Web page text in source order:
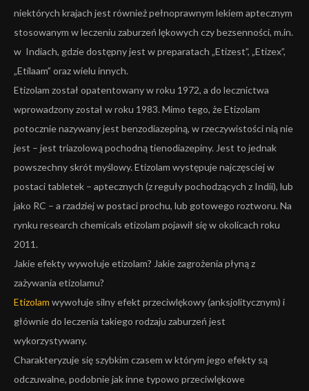
niektórych krajach jest również pełnoprawnym lekiem aptecznym
stosowanym w leczeniu zaburzeń lękowych czy bezsenności, m.in.
w Indiach, gdzie dostępny jest w preparatach „Etizest”, „Etizex”,
„Etilaam” oraz wielu innych.
Etizolam został opatentowany w roku 1972, a do lecznictwa
wprowadzony został w roku 1983. Mimo tego, że Etizolam
potocznie nazywany jest benzodiazepiną, w rzeczywistości nią nie
jest – jest triazolową pochodną tienodiazepiny. Jest to jednak
powszechny skrót myślowy. Etizolam występuje najczęsciej w
postaci tabletek – aptecznych (z reguły pochodzących z Indii), lub
jako RC – a rzadziej w postaci prochu, lub gotowego roztworu. Na
rynku research chemicals etizolam pojawił się w okolicach roku
2011.
Jakie efekty wywołuje etizolam? Jakie zagrożenia płyną z
zażywania etizolamu?
Etizolam wywołuje silny efekt przeciwlękowy (anksjolitycznym) i
głównie do leczenia takiego rodzaju zaburzeń jest
wykorzystywany.
Charakteryzuje się szybkim czasem w którym jego efekty są
odczuwalne, podobnie jak inne typowo przeciwlękowe